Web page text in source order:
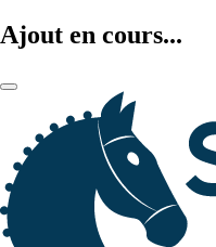
Ajout en cours...